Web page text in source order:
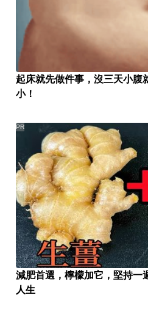
起床就先做件事，沒三天小腹
小！
減肥首選，檸檬加它，堅持一
人生
PR